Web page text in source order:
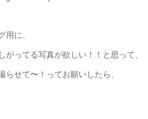
に、
がってる写真が欲しい！！と思って、
せて〜！ってお願いしたら、